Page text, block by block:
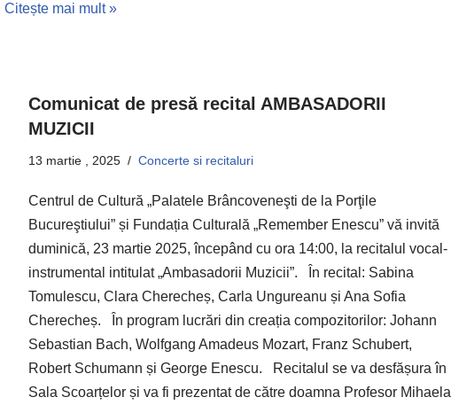
Citește mai mult »
Comunicat de presă recital AMBASADORII
MUZICII
13 martie , 2025 Concerte si recitaluri
Centrul de Cultură „Palatele Brâncoveneşti de la Porţile
Bucureştiului” și Fundația Culturală „Remember Enescu” vă invită
duminică, 23 martie 2025, începând cu ora 14:00, la recitalul vocal-
instrumental intitulat „Ambasadorii Muzicii”. În recital: Sabina
Tomulescu, Clara Cherecheș, Carla Ungureanu și Ana Sofia
Cherecheș. În program lucrări din creația compozitorilor: Johann
Sebastian Bach, Wolfgang Amadeus Mozart, Franz Schubert,
Robert Schumann și George Enescu. Recitalul se va desfășura în
Sala Scoarțelor și va fi prezentat de către doamna Profesor Mihaela